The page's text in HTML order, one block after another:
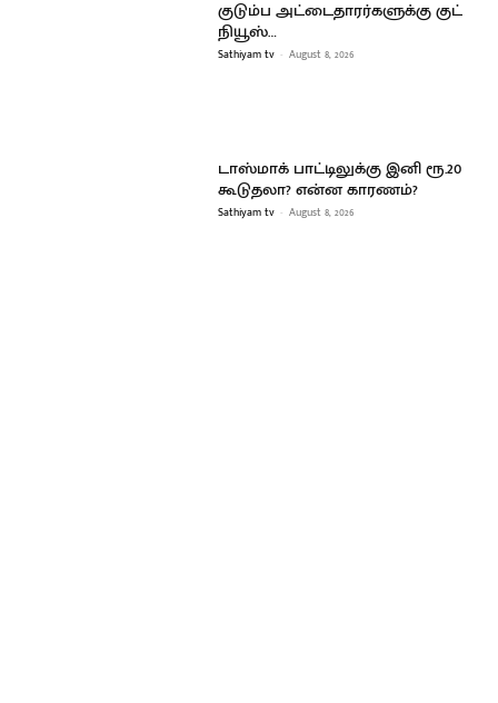
குடும்ப அட்டைதாரர்களுக்கு குட்
நியூஸ்…
Sathiyam tv - August 8, 2026
டாஸ்மாக் பாட்டிலுக்கு இனி ரூ.20
கூடுதலா? என்ன காரணம்?
Sathiyam tv - August 8, 2026